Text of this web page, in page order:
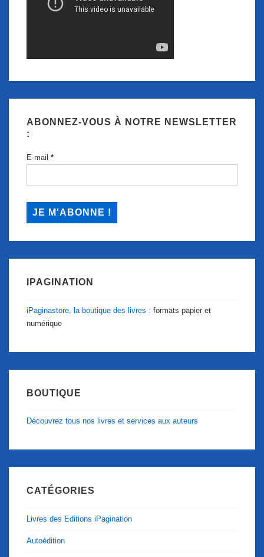
ABONNEZ-VOUS À NOTRE NEWSLETTER
:
E-mail *
IPAGINATION
iPaginastore, la boutique des livres : formats papier et
numérique
BOUTIQUE
Découvrez tous nos livres et services aux auteurs
CATÉGORIES
Livres des Editions iPagination
Autoédition